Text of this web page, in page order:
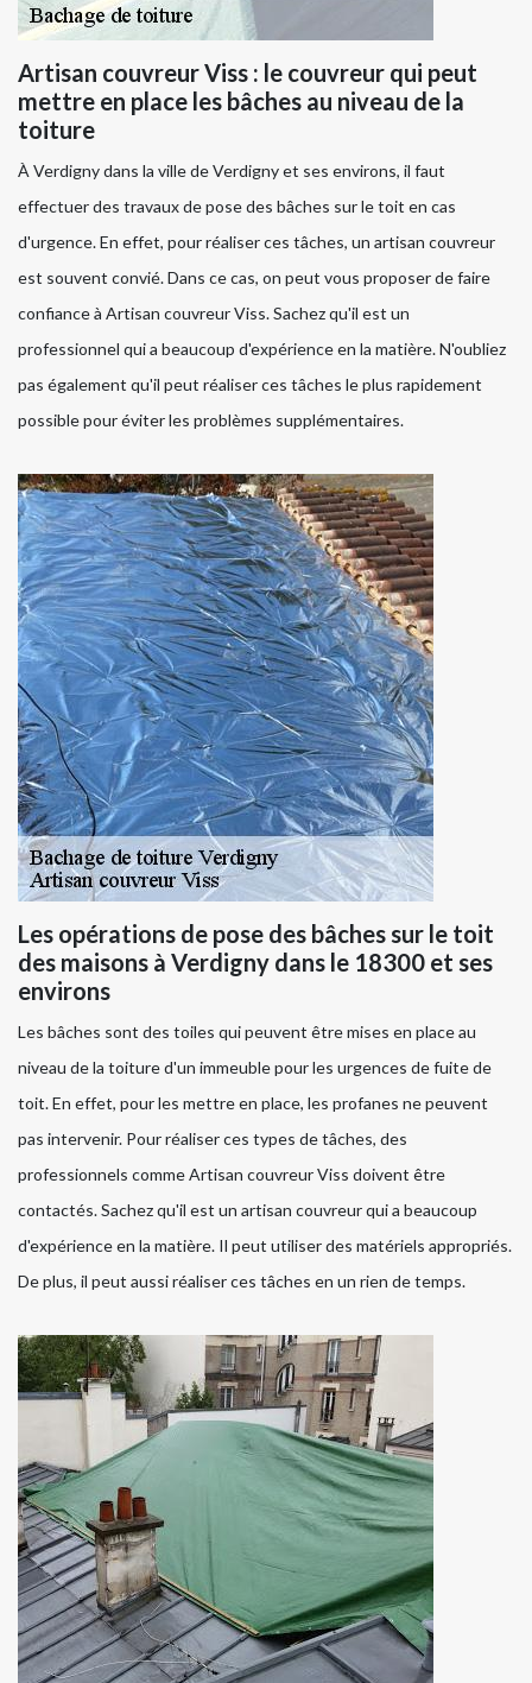
Artisan couvreur Viss : le couvreur qui peut
mettre en place les bâches au niveau de la
toiture
À Verdigny dans la ville de Verdigny et ses environs, il faut
effectuer des travaux de pose des bâches sur le toit en cas
d'urgence. En effet, pour réaliser ces tâches, un artisan couvreur
est souvent convié. Dans ce cas, on peut vous proposer de faire
confiance à Artisan couvreur Viss. Sachez qu'il est un
professionnel qui a beaucoup d'expérience en la matière. N'oubliez
pas également qu'il peut réaliser ces tâches le plus rapidement
possible pour éviter les problèmes supplémentaires.
Les opérations de pose des bâches sur le toit
des maisons à Verdigny dans le 18300 et ses
environs
Les bâches sont des toiles qui peuvent être mises en place au
niveau de la toiture d'un immeuble pour les urgences de fuite de
toit. En effet, pour les mettre en place, les profanes ne peuvent
pas intervenir. Pour réaliser ces types de tâches, des
professionnels comme Artisan couvreur Viss doivent être
contactés. Sachez qu'il est un artisan couvreur qui a beaucoup
d'expérience en la matière. Il peut utiliser des matériels appropriés.
De plus, il peut aussi réaliser ces tâches en un rien de temps.